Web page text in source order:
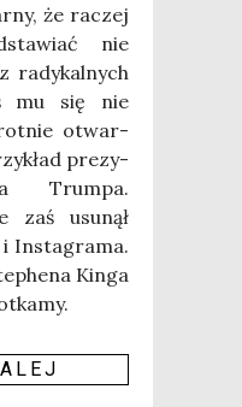
że raczej
nie
rady­kal­nych
mu się nie
otwar­
pre­zy­
Trum­pa.
zaś usu­nął
Insta­gra­ma.
Kin­ga